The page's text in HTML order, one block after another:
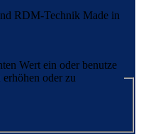
Wert ein oder benutze
oder zu